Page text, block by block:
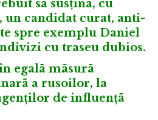
sã susținã, cu
un candidat curat, anti-
spre exemplu Daniel
cu traseu dubios.
egalã mãsurã
a rusoilor, la
de influențã